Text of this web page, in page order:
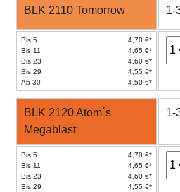
BLK 2110 Tomorrow 1-
Bis 5
4,70 €*
Bis 11
4,65 €*
Bis 23
4,60 €*
Bis 29
4,55 €*
Ab 30
4,50 €*
BLK 2120 Atom´s
Megablast
1-
Bis 5
4,70 €*
Bis 11
4,65 €*
Bis 23
4,60 €*
Bis 29
4,55 €*